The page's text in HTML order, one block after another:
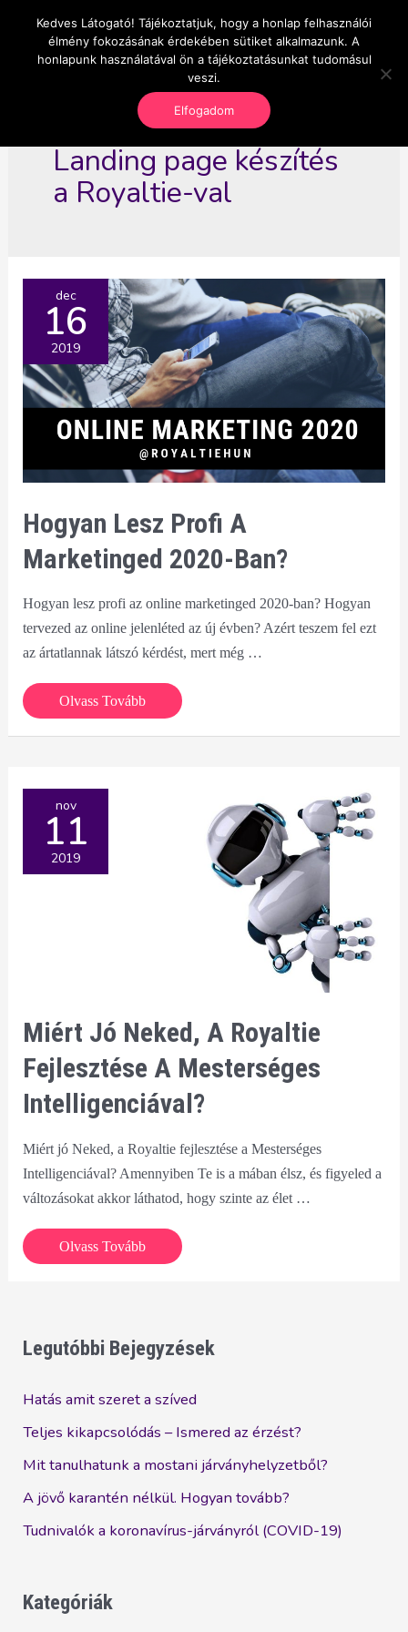
content
OnlineSeedsMan
Üzlet és szabadság
Main
Landing page készítés
a Royaltie-val
dec
16
2019
Hogyan Lesz Profi A
Marketinged 2020-Ban?
Hogyan lesz profi az online marketinged 2020-ban? Hogyan
tervezed az online jelenléted az új évben? Azért teszem fel ezt
az ártatlannak látszó kérdést, mert még …
Hogyan
2020-
ban?
Olvass Tovább
nov
11
2019
Miért Jó Neked, A Royaltie
Fejlesztése A Mesterséges
Intelligenciával?
Miért jó Neked, a Royaltie fejlesztése a Mesterséges
Intelligenciával? Amennyiben Te is a mában élsz, és figyeled a
változásokat akkor láthatod, hogy szinte az élet …
Miért
jó
Royaltie
a
Intelligenciával?
Olvass Tovább
Legutóbbi Bejegyzések
Hatás amit szeret a szíved
Teljes kikapcsolódás – Ismered az érzést?
Mit tanulhatunk a mostani járványhelyzetből?
A jövő karantén nélkül. Hogyan tovább?
Tudnivalók a koronavírus-járványról (COVID-19)
Kategóriák
Kedves Látogató! Tájékoztatjuk, hogy a honlap felhasználói
élmény fokozásának érdekében sütiket alkalmazunk. A
honlapunk használatával ön a tájékoztatásunkat tudomásul
veszi.
Elfogadom